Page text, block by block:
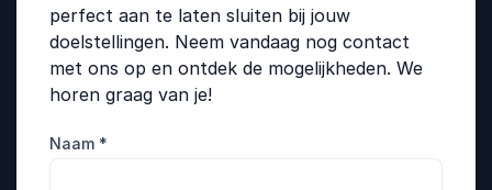
perfect aan te laten sluiten bij jouw
doelstellingen. Neem vandaag nog contact
met ons op en ontdek de mogelijkheden. We
horen graag van je!
Naam *